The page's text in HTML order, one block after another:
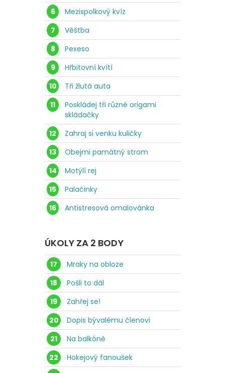
6
Mezispolkový kvíz
7
Věštba
8
Pexeso
9
Hřbitovní kvítí
10
Tři žlutá auta
11
Poskládej tři různé origami
skládačky
12
Zahraj si venku kuličky
13
Obejmi památný strom
14
Motýlí rej
15
Palačinky
16
Antistresová omalovánka
ÚKOLY ZA 2 BODY
17
Mraky na obloze
18
Pošli to dál
19
Zahřej se!
20
Dopis bývalému členovi
21
Na balkóně
22
Hokejový fanoušek